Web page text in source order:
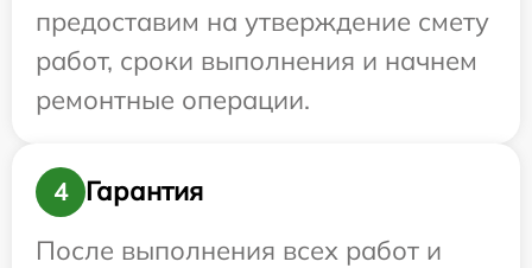
предоставим на утверждение смету
работ, сроки выполнения и начнем
ремонтные операции.
4
Гарантия
После выполнения всех работ и